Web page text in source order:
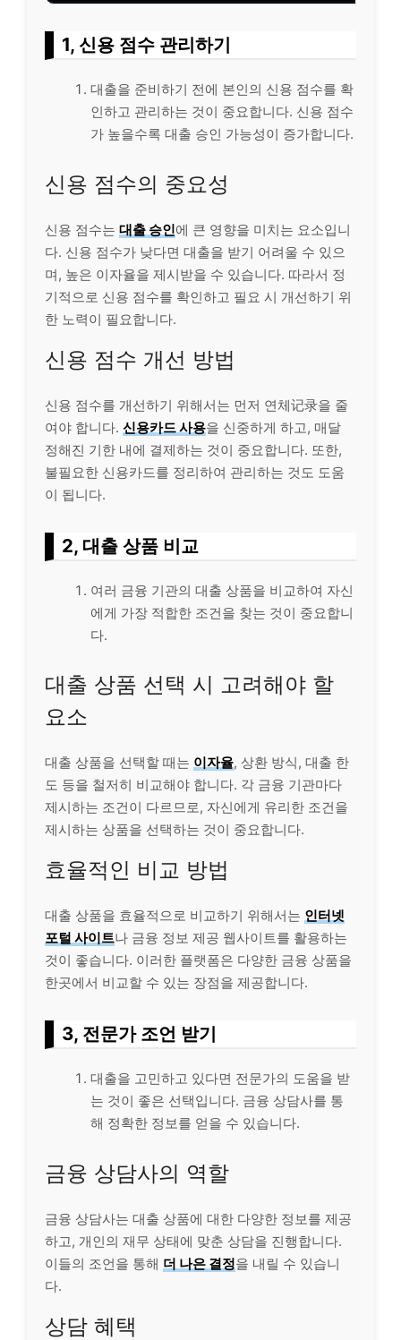
1, 신용 점수 관리하기
대출을 준비하기 전에 본인의 신용 점수를 확
인하고 관리하는 것이 중요합니다. 신용 점수
가 높을수록 대출 승인 가능성이 증가합니다.
신용 점수의 중요성
신용 점수는 대출 승인에 큰 영향을 미치는 요소입니
다. 신용 점수가 낮다면 대출을 받기 어려울 수 있으
며, 높은 이자율을 제시받을 수 있습니다. 따라서 정
기적으로 신용 점수를 확인하고 필요 시 개선하기 위
한 노력이 필요합니다.
신용 점수 개선 방법
신용 점수를 개선하기 위해서는 먼저 연체记录을 줄
여야 합니다. 신용카드 사용을 신중하게 하고, 매달
정해진 기한 내에 결제하는 것이 중요합니다. 또한,
불필요한 신용카드를 정리하여 관리하는 것도 도움
이 됩니다.
2, 대출 상품 비교
여러 금융 기관의 대출 상품을 비교하여 자신
에게 가장 적합한 조건을 찾는 것이 중요합니
다.
대출 상품 선택 시 고려해야 할
요소
대출 상품을 선택할 때는 이자율, 상환 방식, 대출 한
도 등을 철저히 비교해야 합니다. 각 금융 기관마다
제시하는 조건이 다르므로, 자신에게 유리한 조건을
제시하는 상품을 선택하는 것이 중요합니다.
효율적인 비교 방법
대출 상품을 효율적으로 비교하기 위해서는 인터넷
포털 사이트나 금융 정보 제공 웹사이트를 활용하는
것이 좋습니다. 이러한 플랫폼은 다양한 금융 상품을
한곳에서 비교할 수 있는 장점을 제공합니다.
3, 전문가 조언 받기
대출을 고민하고 있다면 전문가의 도움을 받
는 것이 좋은 선택입니다. 금융 상담사를 통
해 정확한 정보를 얻을 수 있습니다.
금융 상담사의 역할
금융 상담사는 대출 상품에 대한 다양한 정보를 제공
하고, 개인의 재무 상태에 맞춘 상담을 진행합니다.
이들의 조언을 통해 더 나은 결정을 내릴 수 있습니
다.
상담 혜택